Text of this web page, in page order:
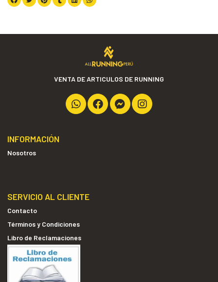
VENTA DE ARTICULOS DE RUNNING
INFORMACIÓN
Nosotros
SERVICIO AL CLIENTE
Contacto
Términos y Condiciones
Libro de Reclamaciones